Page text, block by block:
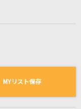
の一覧
MYリスト保存